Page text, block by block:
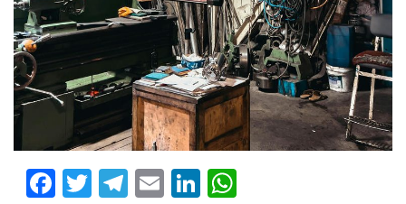
Facebook
Twitter
Telegram
EmailLinkedIn